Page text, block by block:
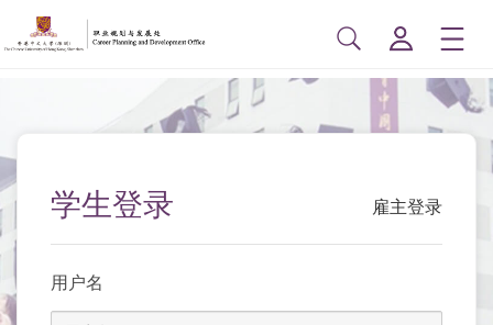
学生登录 雇主登录
用户名